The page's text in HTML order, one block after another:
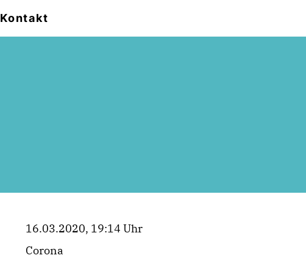
Kontakt
16.03.2020, 19:14 Uhr
Corona